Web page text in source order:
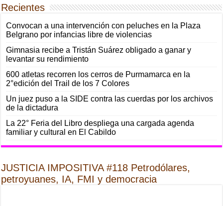
Recientes
Convocan a una intervención con peluches en la Plaza
Belgrano por infancias libre de violencias
Gimnasia recibe a Tristán Suárez obligado a ganar y
levantar su rendimiento
600 atletas recorren los cerros de Purmamarca en la
2°edición del Trail de los 7 Colores
Un juez puso a la SIDE contra las cuerdas por los archivos
de la dictadura
La 22° Feria del Libro despliega una cargada agenda
familiar y cultural en El Cabildo
JUSTICIA IMPOSITIVA #118 Petrodólares,
petroyuanes, IA, FMI y democracia